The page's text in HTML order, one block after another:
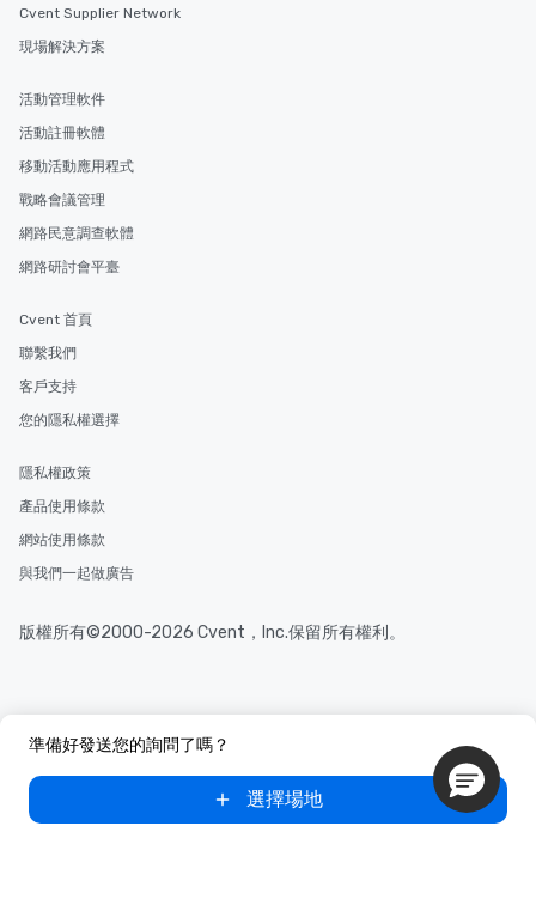
準備好發送您的詢問了嗎？
選擇場地
Cvent Supplier Network
現場解決方案
活動管理軟件
活動註冊軟體
移動活動應用程式
戰略會議管理
網路民意調查軟體
網路研討會平臺
Cvent 首頁
聯繫我們
客戶支持
您的隱私權選擇
隱私權政策
產品使用條款
網站使用條款
與我們一起做廣告
版權所有©2000-2026 Cvent，Inc.保留所有權利。